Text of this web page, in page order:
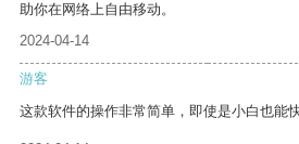
助你在网络上自由移动。
2024-04-14
游客
这款软件的操作非常简单，即使是小白也能